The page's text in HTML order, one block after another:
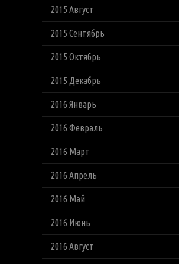
2015 Август
2015 Сентябрь
2015 Октябрь
2015 Декабрь
2016 Январь
2016 Февраль
2016 Март
2016 Апрель
2016 Май
2016 Июнь
2016 Август